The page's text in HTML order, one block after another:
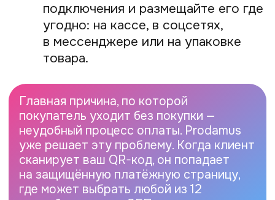
Нужно ли открывать расчётный
счёт, чтобы принимать оплату
по QR-коду?
Да, для приёма платежей от клиентов
необходимо иметь расчётный счёт
в банке. Именно на него будут поступать
деньги от продаж.
Можно ли подключить оплату
по QR-коду самозанятому
или ИП?